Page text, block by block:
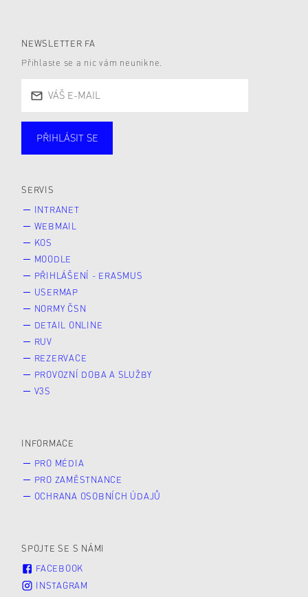
NEWSLETTER FA
Přihlaste se a nic vám neunikne.
PŘIHLÁSIT SE
SERVIS
INTRANET
WEBMAIL
KOS
MOODLE
PŘIHLÁŠENÍ - ERASMUS
USERMAP
NORMY ČSN
DETAIL ONLINE
RUV
REZERVACE
PROVOZNÍ DOBA A SLUŽBY
V3S
INFORMACE
PRO MÉDIA
PRO ZAMĚSTNANCE
OCHRANA OSOBNÍCH ÚDAJŮ
SPOJTE SE S NÁMI
FACEBOOK
INSTAGRAM